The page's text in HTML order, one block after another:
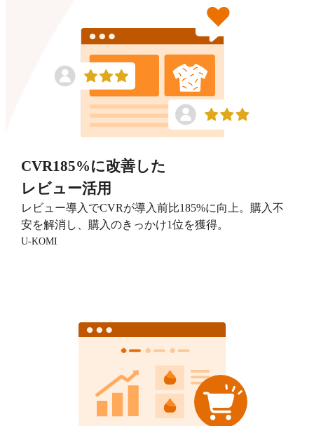
CVR185%に改善した
レビュー活用
レビュー導入でCVRが導入前比185%に向上。購入不
安を解消し、購入のきっかけ1位を獲得。
U-KOMI